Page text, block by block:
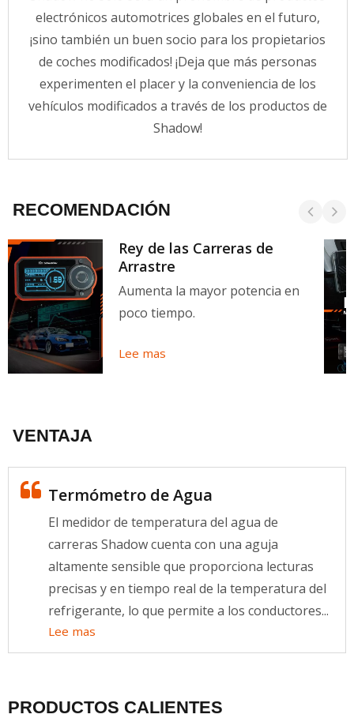
electrónicos automotrices globales en el futuro,
¡sino también un buen socio para los propietarios
de coches modificados! ¡Deja que más personas
experimenten el placer y la conveniencia de los
vehículos modificados a través de los productos de
Shadow!
RECOMENDACIÓN
Rey de las Carreras de
Arrastre
Aumenta la mayor potencia en
poco tiempo.
Lee mas
VENTAJA
Termómetro de Agua
El medidor de temperatura del agua de
carreras Shadow cuenta con una aguja
altamente sensible que proporciona lecturas
precisas y en tiempo real de la temperatura del
refrigerante, lo que permite a los conductores...
Lee mas
PRODUCTOS CALIENTES